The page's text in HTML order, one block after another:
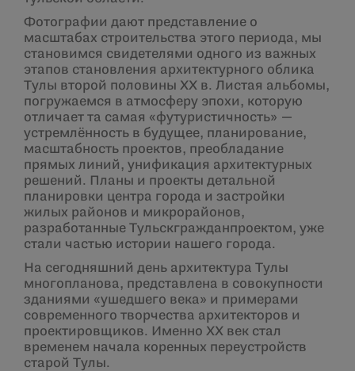
Фотографии дают представление о
масштабах строительства этого периода, мы
становимся свидетелями одного из важных
этапов становления архитектурного облика
Тулы второй половины XX в. Листая альбомы,
погружаемся в атмосферу эпохи, которую
отличает та самая «футуристичность» —
устремлённость в будущее, планирование,
масштабность проектов, преобладание
прямых линий, унификация архитектурных
решений. Планы и проекты детальной
планировки центра города и застройки
жилых районов и микрорайонов,
разработанные Тульскгражданпроектом, уже
стали частью истории нашего города.
На сегодняшний день архитектура Тулы
многопланова, представлена в совокупности
зданиями «ушедшего века» и примерами
современного творчества архитекторов и
проектировщиков. Именно XX век стал
временем начала коренных переустройств
старой Тулы.